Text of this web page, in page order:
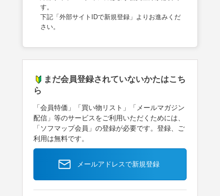
す。
下記「外部サイトIDで新規登録」よりお進みくだ
さい。
まだ会員登録されていないかたはこち
ら
「会員特価」「買い物リスト」「メールマガジン
配信」等のサービスをご利用いただくためには、
「ソフマップ会員」の登録が必要です。登録、ご
利用は無料です。
メールアドレスで新規登録